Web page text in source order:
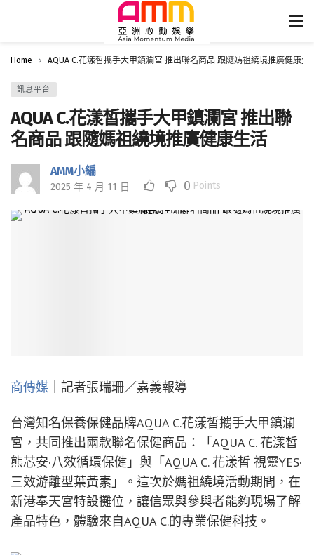
Home AQUA C.花漾皙攜手大甲鎮瀾宮 推出聯名商品 跟隨媽祖繞境推廣健康生
訊息平台
AQUA C.花漾皙攜手大甲鎮瀾宮 推出聯
名商品 跟隨媽祖繞境推廣健康生活
AMM小編
2025 年 4 月 11 日 0 Points
商傳媒 ｜記者張瑞珊／嘉義報導
台灣知名保養保健品牌AQUA C.花漾皙攜手大甲鎮瀾
宮，共同推出兩款聯名保健商品：「AQUA C. 花漾皙
熊芯安·八效循環保健」與「AQUA C. 花漾皙 視靈YES·
三效游離型葉黃素」。這次於媽祖繞境活動期間，在
新港奉天宮特設攤位，讓信眾與參與者能夠現場了解
產品特色，體驗來自AQUA C.的專業保健科技。